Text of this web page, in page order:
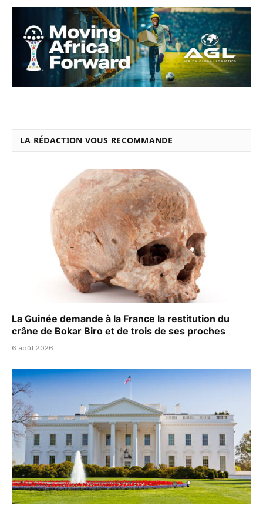
LA RÉDACTION VOUS RECOMMANDE
La Guinée demande à la France la restitution du
crâne de Bokar Biro et de trois de ses proches
6 août 2026